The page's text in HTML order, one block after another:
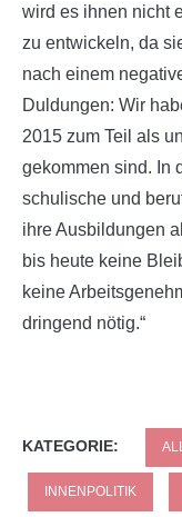
wird es ihnen nicht
zu entwickeln, da
nach einem
Duldungen: Wir
2015 zum Teil als
gekommen sind. In
schulische und
ihre Ausbildungen
bis heute keine
keine
dringend nötig.“
KATEGORIE:
INNENPOLITIK